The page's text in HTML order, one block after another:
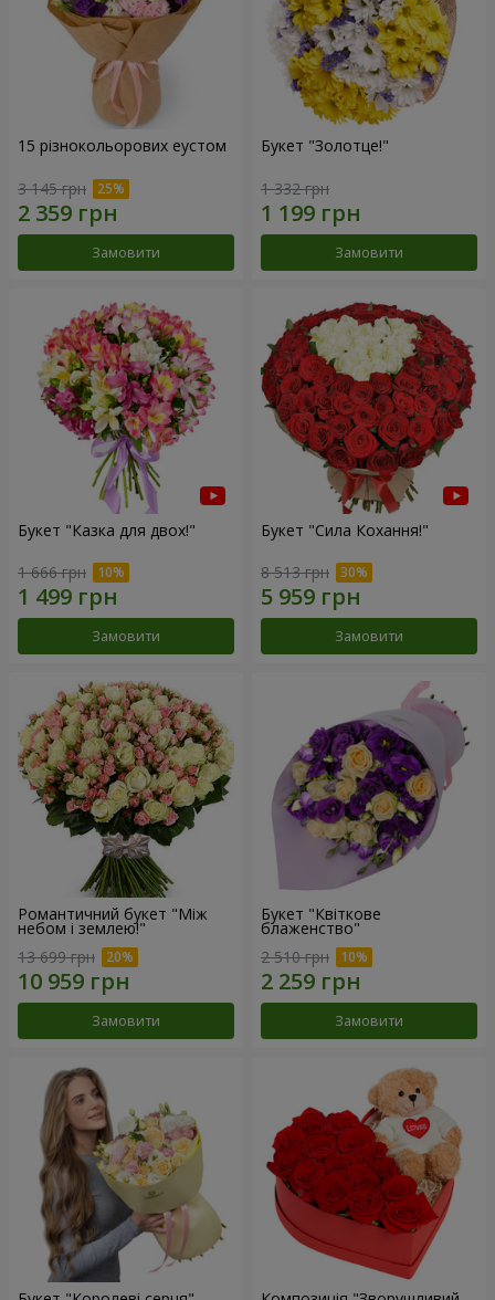
15 різнокольорових еустом
3 145 грн
Замовити
Букет "Золотце!"
1 332 грн
Замовити
Букет "Казка для двох!"
1 666 грн
Замовити
Букет "Сила Кохання!"
8 513 грн
Замовити
Романтичний букет "Між
небом і землею!"
13 699 грн
Замовити
Букет "Квіткове
блаженство"
2 510 грн
Замовити